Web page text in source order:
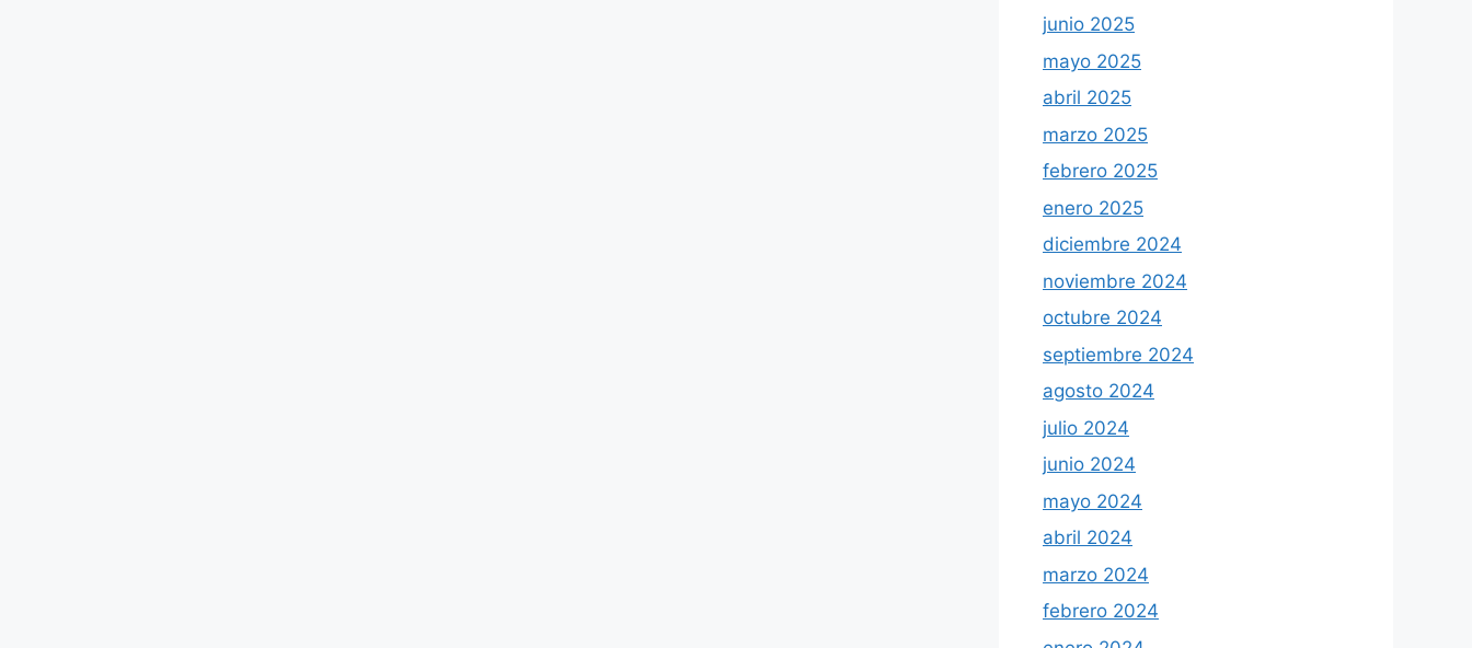
junio 2025
mayo 2025
abril 2025
marzo 2025
febrero 2025
enero 2025
diciembre 2024
noviembre 2024
octubre 2024
septiembre 2024
agosto 2024
julio 2024
junio 2024
mayo 2024
abril 2024
marzo 2024
febrero 2024